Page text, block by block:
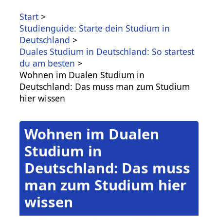
Start
Studienguide: Starte dein Studium in
Deutschland
Duales Studium in Deutschland: So startest
du am besten
Wohnen im Dualen Studium in
Deutschland: Das muss man zum Studium
hier wissen
Wohnen im Dualen
Studium in
Deutschland: Das muss
man zum Studium hier
wissen